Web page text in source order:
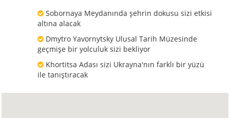
Sobornaya Meydanında şehrin dokusu sizi etkisi
altına alacak
Dmytro Yavornytsky Ulusal Tarih Müzesinde
geçmişe bir yolculuk sizi bekliyor
Khortitsa Adası sizi Ukrayna'nın farklı bir yüzü
ile tanıştıracak